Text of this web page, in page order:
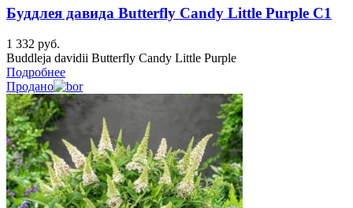
Буддлея давида Butterfly Candy Little Purple C1
1 332 руб.
Buddleja davidii Butterfly Candy Little Purple
Подробнее
Продано